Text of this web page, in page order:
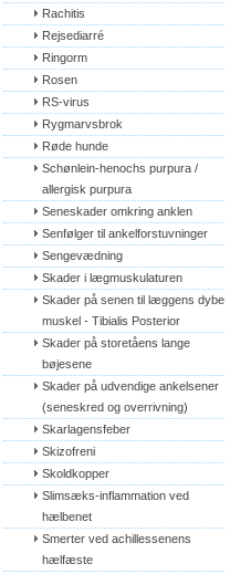
Rachitis
Rejsediarré
Ringorm
Rosen
RS-virus
Rygmarvsbrok
Røde hunde
Schønlein-henochs purpura /
allergisk purpura
Seneskader omkring anklen
Senfølger til ankelforstuvninger
Sengevædning
Skader i lægmuskulaturen
Skader på senen til læggens dybe
muskel - Tibialis Posterior
Skader på storetåens lange
bøjesene
Skader på udvendige ankelsener
(seneskred og overrivning)
Skarlagensfeber
Skizofreni
Skoldkopper
Slimsæks-inflammation ved
hælbenet
Smerter ved achillessenens
hælfæste